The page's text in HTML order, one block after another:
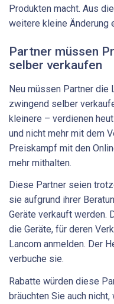
Produkten macht. Aus
weitere kleine Änderung
Partner müssen
selber verkaufen
Neu müssen Partner die
zwingend selber
kleinere – verdienen
und nicht mehr mit dem
Preiskampf mit den
mehr mithalten.
Diese Partner seien
sie aufgrund ihrer
Geräte verkauft werden.
die Geräte, für deren
Lancom anmelden. Der
verbuche sie.
Rabatte würden diese
bräuchten Sie auch